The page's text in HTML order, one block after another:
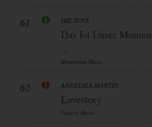
61 DIE JUNX
Das Ist Unser
...
Hammonia Music
62 ANGELIKA MARTIN
Lovestory
Foxdog Music